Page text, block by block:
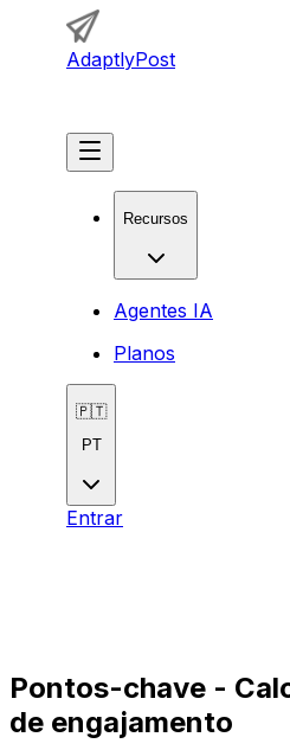
AdaptlyPost
Recursos
Agentes IA
Planos
🇵🇹
PT
Entrar
Pontos-chave -
de engajamento